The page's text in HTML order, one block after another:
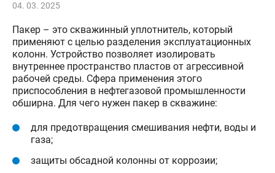
04. 03. 2025
Пакер – это скважинный уплотнитель, который
применяют с целью разделения эксплуатационных
колонн. Устройство позволяет изолировать
внутреннее пространство пластов от агрессивной
рабочей среды. Сфера применения этого
приспособления в нефтегазовой промышленности
обширна. Для чего нужен пакер в скважине:
для предотвращения смешивания нефти, воды и
газа;
защиты обсадной колонны от коррозии;